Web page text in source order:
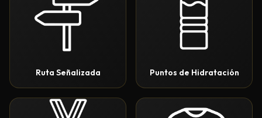
Ruta Señalizada Puntos de Hidratación